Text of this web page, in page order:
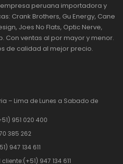
empresa peruana importadora y
Crank Brothers, Gu Energy, Cane
Joes No Flats, Optic Nerve,
Con ventas al por mayor y menor.
de calidad al mejor precio.
– Lima de Lunes a Sabado de
951 020 400
385 262
947 134 611
947 134 611